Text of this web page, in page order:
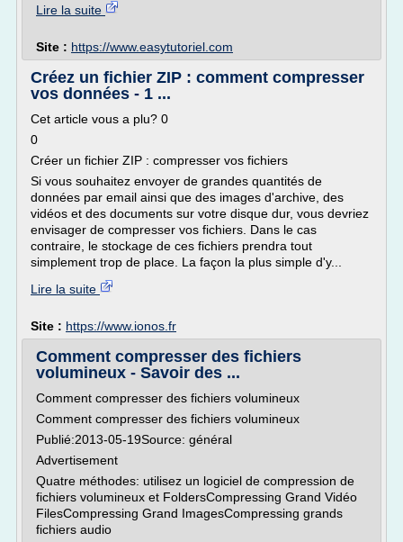
Lire la suite
Site : https://www.easytutoriel.com
Créez un fichier ZIP : comment compresser
vos données - 1 ...
Cet article vous a plu? 0
0
Créer un fichier ZIP : compresser vos fichiers
Si vous souhaitez envoyer de grandes quantités de
données par email ainsi que des images d'archive, des
vidéos et des documents sur votre disque dur, vous devriez
envisager de compresser vos fichiers. Dans le cas
contraire, le stockage de ces fichiers prendra tout
simplement trop de place. La façon la plus simple d'y...
Lire la suite
Site : https://www.ionos.fr
Comment compresser des fichiers
volumineux - Savoir des ...
Comment compresser des fichiers volumineux
Comment compresser des fichiers volumineux
Publié:2013-05-19Source: général
Advertisement
Quatre méthodes: utilisez un logiciel de compression de
fichiers volumineux et FoldersCompressing Grand Vidéo
FilesCompressing Grand ImagesCompressing grands
fichiers audio